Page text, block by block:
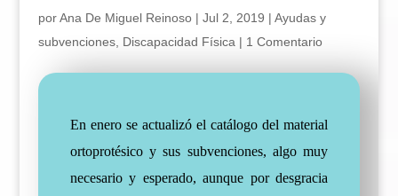
porAna De Miguel Reinoso| Jul 2, 2019 | Ayudas y
subvenciones, Discapacidad Física | 1 Comentario
En enero se actualizóel catálogo del material
ortoprotésico y sus subvenciones, algo muy
necesario y esperado,aunque por desgracia